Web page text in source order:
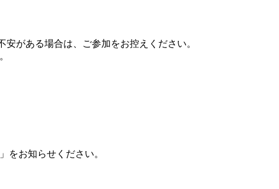
がある場合は、ご参加をお控えください。
お知らせください。